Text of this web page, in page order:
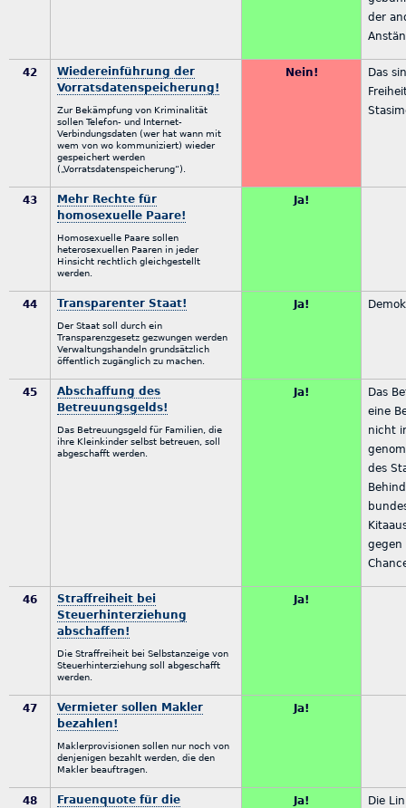
der
42
Wiedereinführung der
Vorratsdatenspeicherung!
Zur Bekämpfung von Kriminalität
sollen Telefon- und Internet-
Verbindungsdaten (wer hat wann mit
wem von wo kommuniziert) wieder
gespeichert werden
(„Vorratsdatenspeicherung“).
Nein!
Das
43
Mehr Rechte für
homosexuelle Paare!
Homosexuelle Paare sollen
heterosexuellen Paaren in jeder
Hinsicht rechtlich gleichgestellt
werden.
Ja!
44 Transparenter Staat!
Der Staat soll durch ein
Transparenzgesetz gezwungen werden
Verwaltungshandeln grundsätzlich
öffentlich zugänglich zu machen.
Ja!
45
Abschaffung des
Betreuungsgelds!
Das Betreuungsgeld für Familien, die
ihre Kleinkinder selbst betreuen, soll
abgeschafft werden.
Ja!
Das
eine
nicht
des
gegen
46
Straffreiheit bei
Steuerhinterziehung
abschaffen!
Die Straffreiheit bei Selbstanzeige von
Steuerhinterziehung soll abgeschafft
werden.
Ja!
47
Vermieter sollen Makler
bezahlen!
Maklerprovisionen sollen nur noch von
denjenigen bezahlt werden, die den
Makler beauftragen.
Ja!
48
Frauenquote für die
Ja!
Die